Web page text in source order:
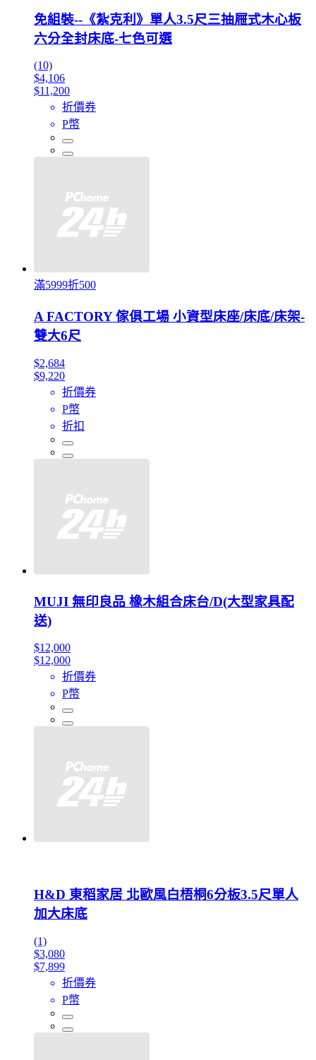
免組裝--《紮克利》單人3.5尺三抽屜式木心板
六分全封床底-七色可選
(10)
$4,106
$11,200
折價券
P幣
滿5999折500
A FACTORY 傢俱工場 小資型床座/床底/床架-
雙大6尺
$2,684
$9,220
折價券
P幣
折扣
MUJI 無印良品 橡木組合床台/D(大型家具配
送)
$12,000
$12,000
折價券
P幣
H&D 東稻家居 北歐風白梧桐6分板3.5尺單人
加大床底
(1)
$3,080
$7,899
折價券
P幣